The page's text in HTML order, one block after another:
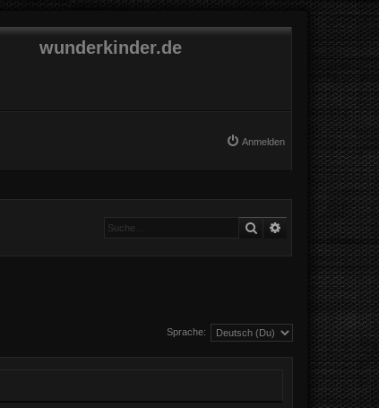
wunderkinder.de
Anmelden
Suche Erweiterte Suche
Sprache: